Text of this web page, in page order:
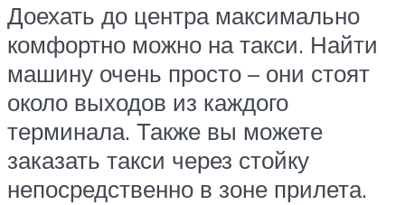
Доехать до центра максимально
комфортно можно на такси. Найти
машину очень просто – они стоят
около выходов из каждого
терминала. Также вы можете
заказать такси через стойку
непосредственно в зоне прилета.